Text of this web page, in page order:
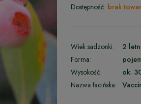
Dostępność: brak
Wiek sadzonki:
2
Forma:
Wysokość:
ok.
Nazwa łacińska: